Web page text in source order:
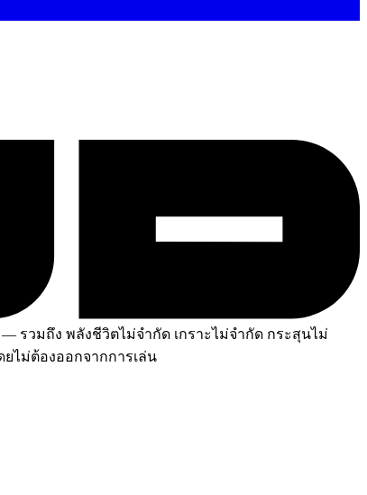
— รวมถึง พลังชีวิตไม่จำกัด เกราะไม่จำกัด กระสุนไม่
ไม่ต้องออกจากการเล่น